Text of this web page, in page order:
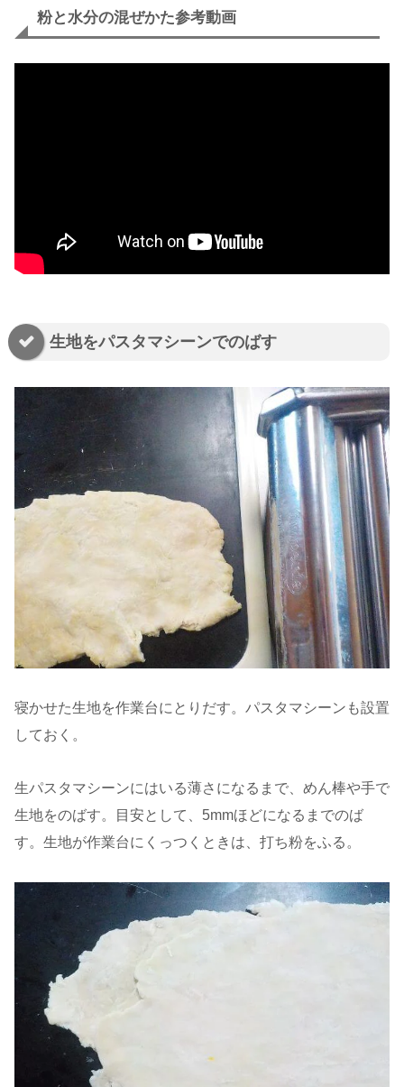
粉と水分の混ぜかた参考動画
生地をパスタマシーンでのばす
寝かせた生地を作業台にとりだす。パスタマシーンも設置
しておく。
生パスタマシーンにはいる薄さになるまで、めん棒や手で
生地をのばす。目安として、5mmほどになるまでのば
す。生地が作業台にくっつくときは、打ち粉をふる。